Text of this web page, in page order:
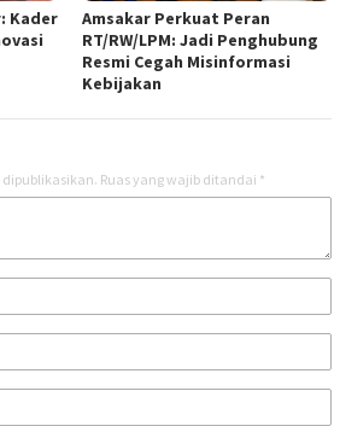
Kader
Amsakar Perkuat Peran
RT/RW/LPM: Jadi Penghubung
Resmi Cegah Misinformasi
Kebijakan
Ruas yang wajib ditandai *